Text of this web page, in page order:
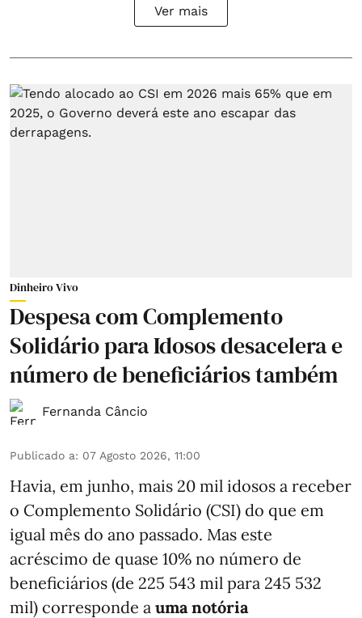
Ver mais
Dinheiro Vivo
Despesa com Complemento
Solidário para Idosos desacelera e
número de beneficiários também
Fernanda Câncio
Publicado a: 07 Agosto 2026, 11:00
Havia, em junho, mais 20 mil idosos a receber
o Complemento Solidário (CSI) do que em
igual mês do ano passado. Mas este
acréscimo de quase 10% no número de
beneficiários (de 225 543 mil para 245 532
mil) corresponde a uma notória